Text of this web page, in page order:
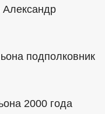
подполковник
2000 года